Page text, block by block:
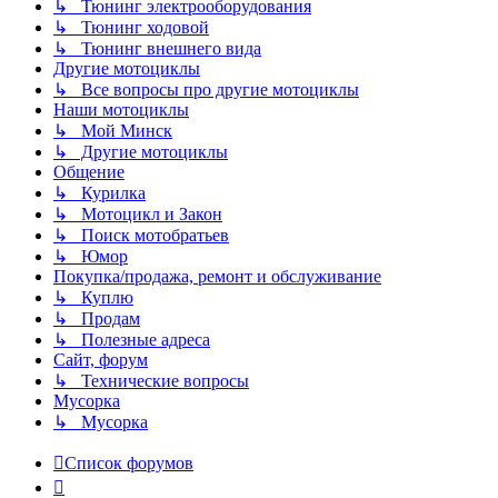
↳ Тюнинг электрооборудования
↳ Тюнинг ходовой
↳ Тюнинг внешнего вида
Другие мотоциклы
↳ Все вопросы про другие мотоциклы
Наши мотоциклы
↳ Мой Минск
↳ Другие мотоциклы
Общение
↳ Курилка
↳ Мотоцикл и Закон
↳ Поиск мотобратьев
↳ Юмор
Покупка/продажа, ремонт и обслуживание
↳ Куплю
↳ Продам
↳ Полезные адреса
Сайт, форум
↳ Технические вопросы
Мусорка
↳ Мусорка
Список форумов